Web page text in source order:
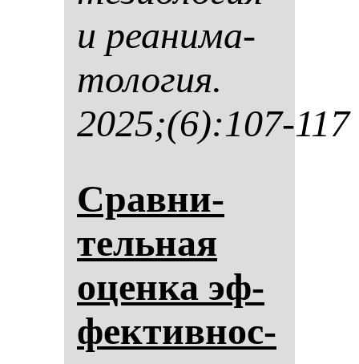
и ре­ани­ма­
то­ло­гия.
2025;(6):107-117
Срав­ни­
тель­ная
оцен­ка эф­
фек­тив­нос­